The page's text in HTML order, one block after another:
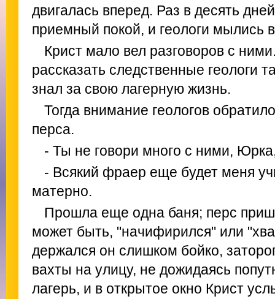
двигалась вперед. Раз в десять
приемный покой, и геологи мылись
Крист мало вел разговоров с
рассказать следственные геологи
знал за свою лагерную жизнь.
Тогда внимание геологов
перса.
- Ты не говори много с ними,
- Всякий фраер еще будет меня
матерно.
Прошла еще одна баня; перс
может быть, "начифирился" или
держался он слишком бойко,
вахты на улицу, не дожидаясь
лагерь, и в открытое окно Крист